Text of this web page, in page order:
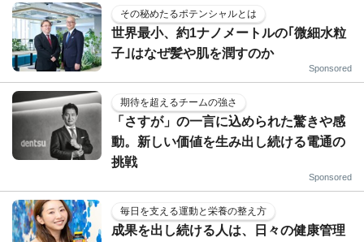
その秘めたるポテンシャルとは
世界最小、約1ナノメートルの｢微細水粒
子｣はなぜ髪や肌を潤すのか
Sponsored
期待を超えるチームの強さ
「さすが」の一言に込められた驚きや感
動。新しい価値を生み出し続ける電通の
挑戦
Sponsored
毎日を支える運動と栄養の整え方
成果を出し続ける人は、日々の健康管理